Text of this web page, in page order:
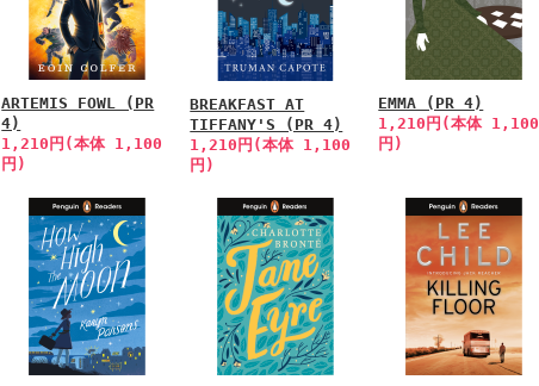
ARTEMIS FOWL (PR
4)
1,210円(本体 1,100
円)
BREAKFAST AT
TIFFANY'S (PR 4)
1,210円(本体 1,100
円)
EMMA (PR 4)
1,210円(本体 1,100
円)